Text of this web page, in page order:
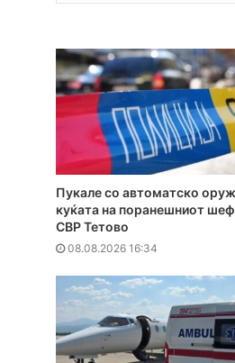
Пукале со автоматско
куќата на поранешниот
СВР Тетово
08.08.2026 16:34